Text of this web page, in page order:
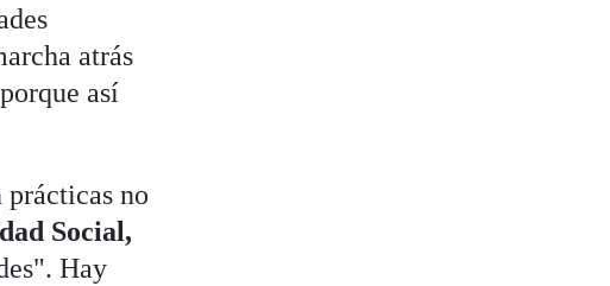
atrás
así
no
Social,
Hay